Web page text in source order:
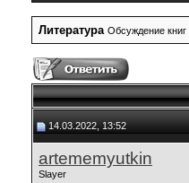
Литература Обсуждение
14.03.2022, 13:52
artememyutkin
Slayer